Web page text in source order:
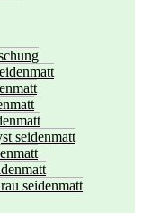
seidenmatt
seidenmatt